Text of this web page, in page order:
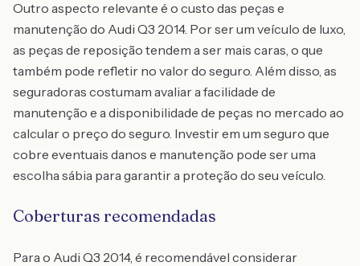
Outro aspecto relevante é o custo das peças e
manutenção do Audi Q3 2014. Por ser um veículo de luxo,
as peças de reposição tendem a ser mais caras, o que
também pode refletir no valor do seguro. Além disso, as
seguradoras costumam avaliar a facilidade de
manutenção e a disponibilidade de peças no mercado ao
calcular o preço do seguro. Investir em um seguro que
cobre eventuais danos e manutenção pode ser uma
escolha sábia para garantir a proteção do seu veículo.
Coberturas recomendadas
Para o Audi Q3 2014, é recomendável considerar